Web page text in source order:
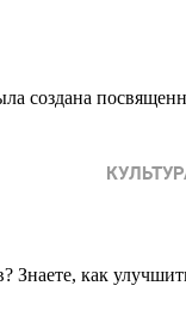
создана
как